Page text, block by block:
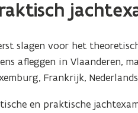
slagen voor het
afleggen in Vlaanderen,
Frankrijk,
en praktische